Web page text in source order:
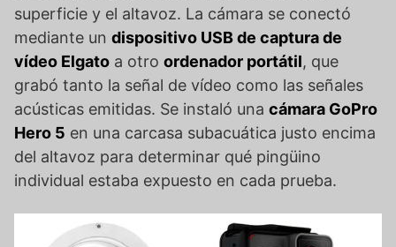
superficie y el altavoz. La cámara se conectó
mediante un dispositivo USB de captura de
vídeo Elgato a otro ordenador portátil, que
grabó tanto la señal de vídeo como las señales
acústicas emitidas. Se instaló una cámara GoPro
Hero 5 en una carcasa subacuática justo encima
del altavoz para determinar qué pingüino
individual estaba expuesto en cada prueba.